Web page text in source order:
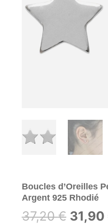
Boucles d’Oreilles
Argent 925 Rhodié
37,20€ Le
31,90